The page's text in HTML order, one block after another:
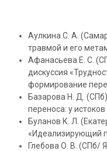
Аулкина С. А.
травмой и его
Афанасьева Е. С.
дискуссия
формирование
Базарова Н. Д.
переноса: у
Буланов К. Л.
«Идеализирующий
Глебова О. В. (СПб/